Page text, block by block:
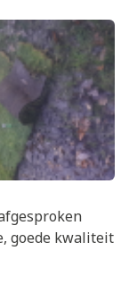
goede kwaliteit